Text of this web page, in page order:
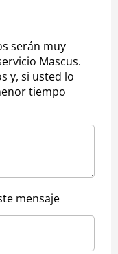
serán muy
Mascus.
y, si usted lo
tiempo
mensaje